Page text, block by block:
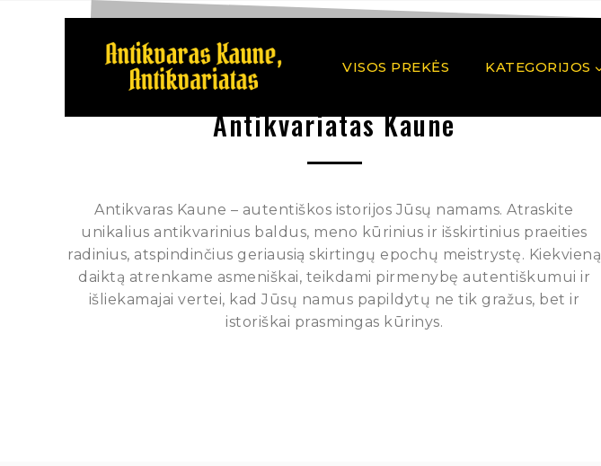
VISOS PREKĖS KATEGORIJOS
Antikvariatas Kaune
Antikvaras Kaune – autentiškos istorijos Jūsų namams. Atraskite
unikalius antikvarinius baldus, meno kūrinius ir išskirtinius praeities
radinius, atspindinčius geriausią skirtingų epochų meistrystę. Kiekvieną
daiktą atrenkame asmeniškai, teikdami pirmenybę autentiškumui ir
išliekamajai vertei, kad Jūsų namus papildytų ne tik gražus, bet ir
istoriškai prasmingas kūrinys.